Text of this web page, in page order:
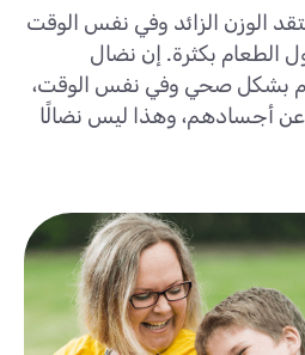
الوزن الزائد وفي نفس الوقت
الطعام بكثرة. إن نضال
بشكل صحي وفي نفس الوقت،
عن أجسادهم، وهذا ليس نضالًا